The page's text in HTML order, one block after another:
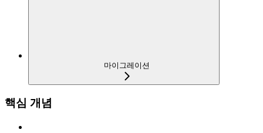
마이그레이션
핵심 개념